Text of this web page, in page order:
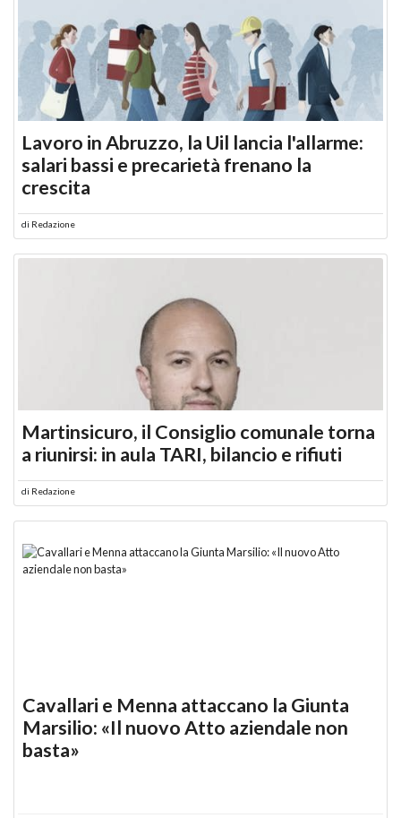
Lavoro in Abruzzo, la Uil lancia l'allarme:
salari bassi e precarietà frenano la
crescita
di Redazione
Martinsicuro, il Consiglio comunale torna
a riunirsi: in aula TARI, bilancio e rifiuti
di Redazione
Cavallari e Menna attaccano la Giunta
Marsilio: «Il nuovo Atto aziendale non
basta»